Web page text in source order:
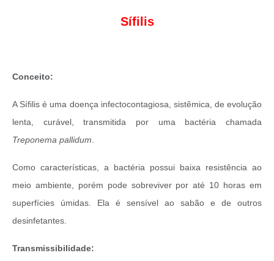
Sífilis
Conceito:
A Sífilis é uma doença infectocontagiosa, sistêmica, de evolução
lenta, curável, transmitida por uma bactéria chamada
Treponema pallidum
Como características, a bactéria possui baixa resistência ao
meio ambiente, porém pode sobreviver por até 10 horas em
superfícies úmidas. Ela é sensível ao sabão e de outros
desinfetantes.
Transmissibilidade: